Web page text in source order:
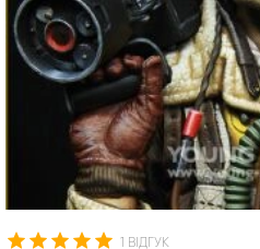
1 ВІДГУК